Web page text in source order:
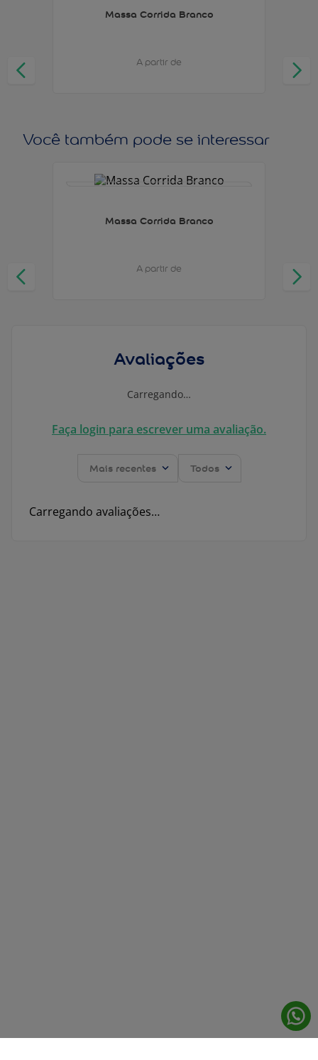
Massa Corrida Branco
A partir de
Você também pode se interessar
Massa Corrida Branco
A partir de
Avaliações
Carregando…
Faça login para escrever uma avaliação.
Mais recentes Todos
Carregando avaliações…